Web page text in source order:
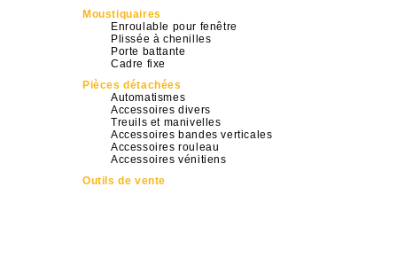
Moustiquaires
Enroulable pour fenêtre
Plissée à chenilles
Porte battante
Cadre fixe
Pièces détachées
Automatismes
Accessoires divers
Treuils et manivelles
Accessoires bandes verticales
Accessoires rouleau
Accessoires vénitiens
Outils de vente